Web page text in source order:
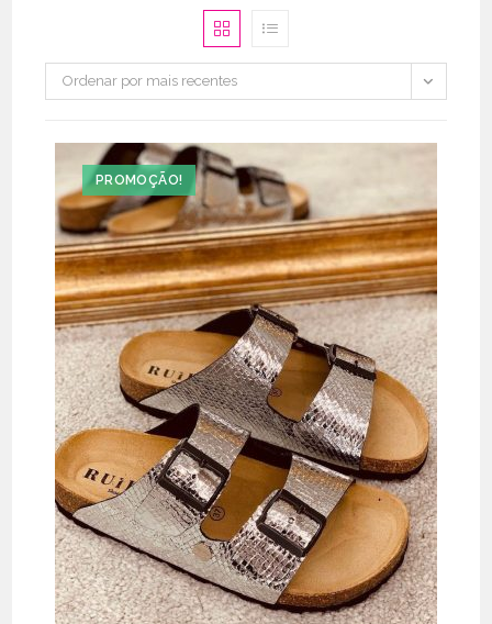
Ordenar por mais recentes
PROMOÇÃO!